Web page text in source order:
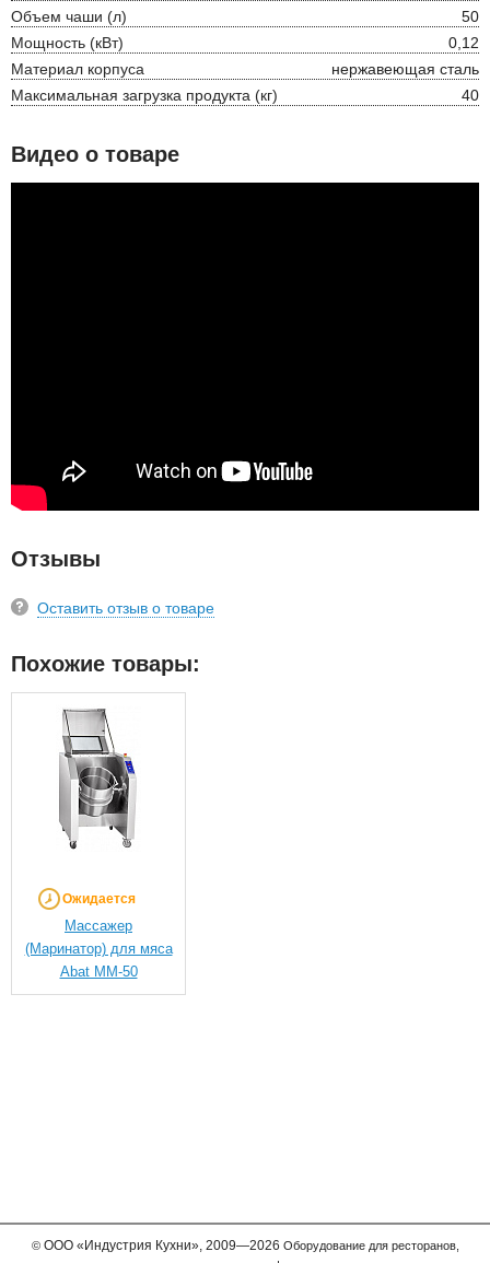
Объем чаши (л)
50
Мощность (кВт)
0,12
Материал корпуса
нержавеющая сталь
Максимальная загрузка продукта (кг)
40
Видео о товаре
Отзывы
Оставить отзыв о товаре
Похожие товары:
Ожидается
Массажер
(Маринатор) для мяса
Abat ММ-50
© ООО «Индустрия Кухни»,2009—2026 Оборудование для ресторанов,